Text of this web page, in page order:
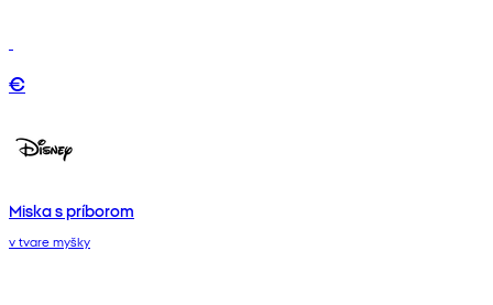
€
Miska s príborom
v tvare myšky